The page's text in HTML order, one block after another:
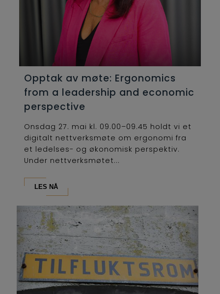
Opptak av møte: Ergonomics
from a leadership and economic
perspective
Onsdag 27. mai kl. 09.00–09.45 holdt vi et
digitalt nettverksmøte om ergonomi fra
et ledelses- og økonomisk perspektiv.
Under nettverksmøtet...
LES NÅ